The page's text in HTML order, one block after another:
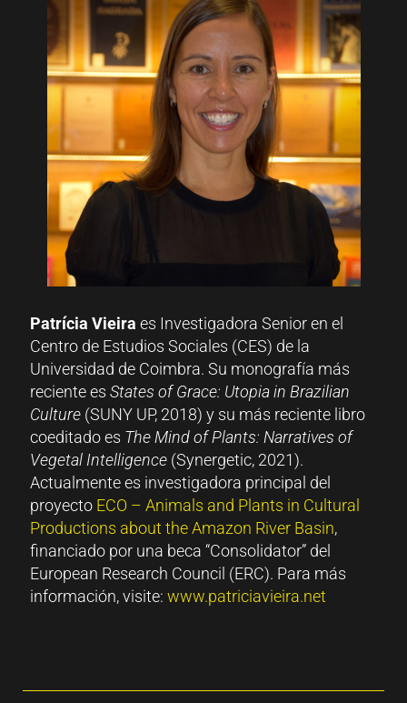
Patrícia Vieira es Investigadora Senior en el
Centro de Estudios Sociales (CES) de la
Universidad de Coimbra. Su monografía más
reciente es States of Grace: Utopia in Brazilian
Culture (SUNY UP, 2018) y su más reciente libro
coeditado es The Mind of Plants: Narratives of
Vegetal Intelligence (Synergetic, 2021).
Actualmente es investigadora principal del
proyecto ECO – Animals and Plants in Cultural
Productions about the Amazon River Basin,
financiado por una beca “Consolidator” del
European Research Council (ERC). Para más
información, visite: www.patriciavieira.net